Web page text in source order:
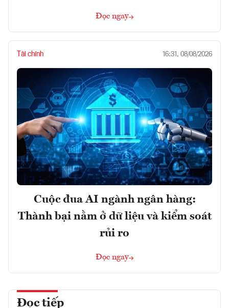
Đọc ngay
Tài chính 16:31, 08/08/2026
Cuộc đua AI ngành ngân hàng:
Thành bại nằm ở dữ liệu và kiểm soát
rủi ro
Đọc ngay
Đọc tiếp